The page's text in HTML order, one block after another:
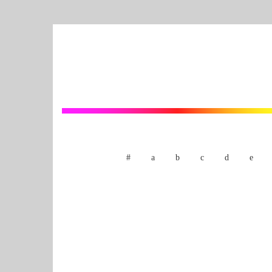
# a b c d e